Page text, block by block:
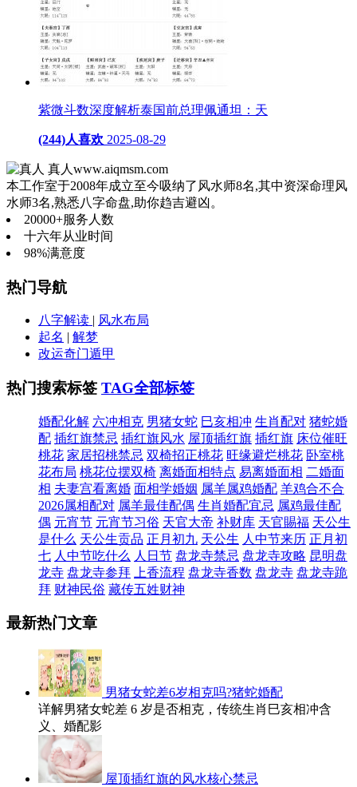
紫微斗数深度解析泰国前总理佩通坦：天
(244)人喜欢 2025-08-29
真人 www.aiqmsm.com
本工作室于2008年成立至今吸纳了风水师8名,其中资深命理风
水师3名,熟悉八字命盘,助你趋吉避凶。
20000+服务人数
十六年从业时间
98%满意度
热门导航
八字解读 | 风水布局
起名 | 解梦
改运奇门遁甲
热门搜索标签 TAG全部标签
婚配化解 六冲相克 男猪女蛇 巳亥相冲 生肖配对 猪蛇婚
配 插红旗禁忌 插红旗风水 屋顶插红旗 插红旗 床位催旺
桃花 家居招桃禁忌 双椅招正桃花 旺缘避烂桃花 卧室桃
花布局 桃花位摆双椅 离婚面相特点 易离婚面相 二婚面
相 夫妻宫看离婚 面相学婚姻 属羊属鸡婚配 羊鸡合不合
2026属相配对 属羊最佳配偶 生肖婚配宜忌 属鸡最佳配
偶 元宵节 元宵节习俗 天官大帝 补财库 天官賜福 天公生
是什么 天公生贡品 正月初九 天公生 人中节来历 正月初
七 人中节吃什么 人日节 盘龙寺禁忌 盘龙寺攻略 昆明盘
龙寺 盘龙寺参拜 上香流程 盘龙寺香数 盘龙寺 盘龙寺跪
拜 财神民俗 藏传五姓财神
最新热门文章
男猪女蛇差6岁相克吗?猪蛇婚配
详解男猪女蛇差 6 岁是否相克，传统生肖巳亥相冲含
义、婚配影
屋顶插红旗的风水核心禁忌